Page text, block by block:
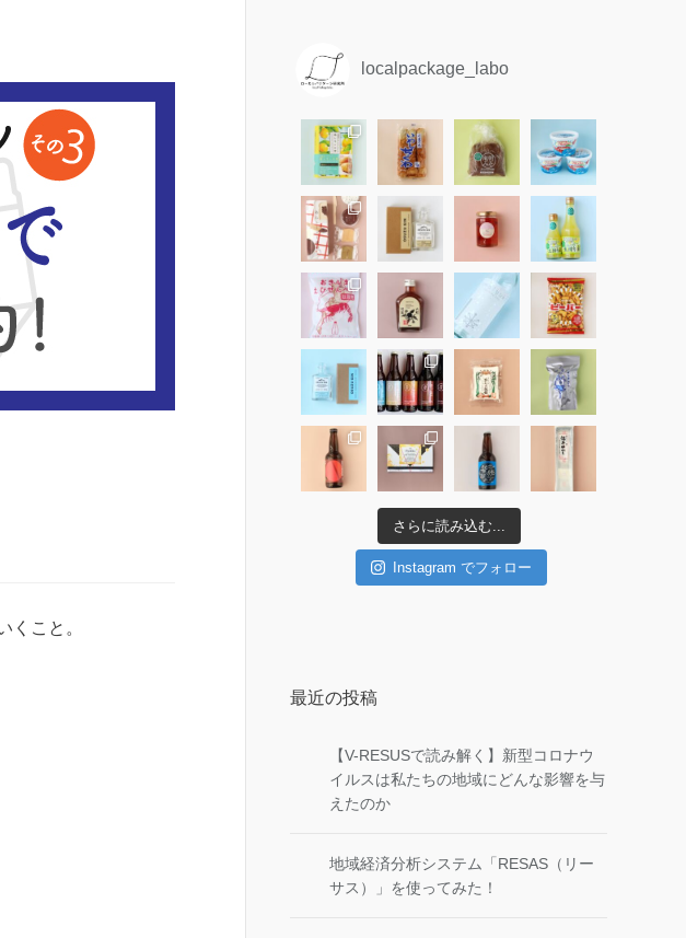
くこと。
localpackage_labo
さらに読み込む...
Instagram でフォロー
最近の投稿
【V-RESUSで読み解く】新型コロナウ
イルスは私たちの地域にどんな影響を与
えたのか
地域経済分析システム「RESAS（リー
サス）」を使ってみた！